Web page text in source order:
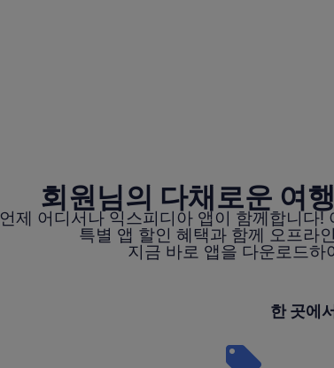
회원님의 다채로운 여
언제 어디서나 익스피디아 앱이 함께합니다
특별 앱 할인 혜택과 함께 오프라
지금 바로 앱을 다운로드
한 곳에